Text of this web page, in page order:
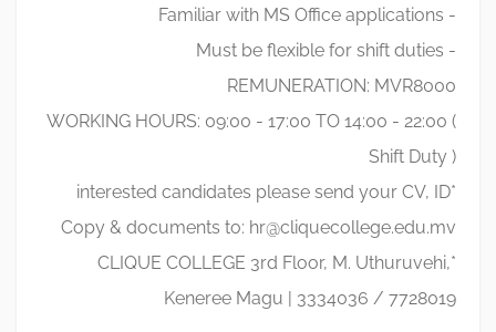
- Familiar with MS Office applications
- Must be flexible for shift duties
REMUNERATION: MVR8000
WORKING HOURS: 09:00 - 17:00 TO 14:00 - 22:00 (
Shift Duty )
*interested candidates please send your CV, ID
Copy & documents to: hr@cliquecollege.edu.mv
*CLIQUE COLLEGE 3rd Floor, M. Uthuruvehi,
Keneree Magu | 3334036 / 7728019